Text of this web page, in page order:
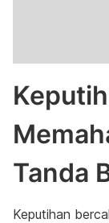
Tanda
Keputihan